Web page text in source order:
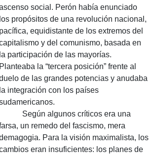
social. Perón había enunciado
los propósitos de una revolución nacional,
pacífica, equidistante de los extremos del
y del comunismo, basada en
la participación de las mayorías.
Planteaba la “tercera posición” frente al
de las grandes potencias y anudaba
la integración con los países
Según algunos críticos era una
un remedo del fascismo, mera
Para la visión maximalista, los
eran insuficientes: los planes de